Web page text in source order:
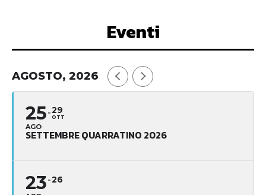
Eventi
AGOSTO, 2026
25
AGO
29
OTT
SETTEMBRE QUARRATINO 2026
23 26